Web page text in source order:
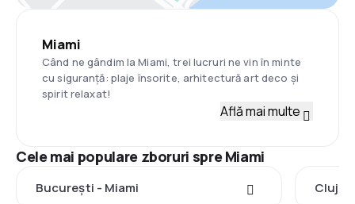
Miami
Când ne gândim la Miami, trei lucruri ne vin în minte
cu siguranță: plaje însorite, arhitectură art deco și
spirit relaxat!
Află mai multe
Cele mai populare zboruri spre Miami
București - Miami Cluj-